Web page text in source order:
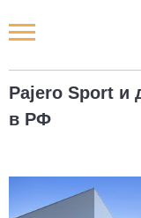
Pajero Sport и
в РФ
Новости РФ
Городские новости
Наши мероприятия